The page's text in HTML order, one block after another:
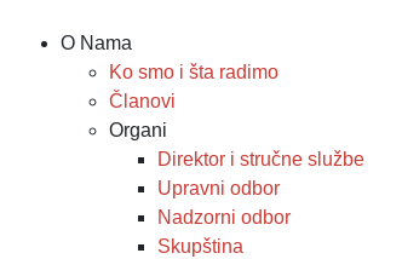
O Nama
Ko smo i šta radimo
Članovi
Organi
Direktor i stručne službe
Upravni odbor
Nadzorni odbor
Skupština